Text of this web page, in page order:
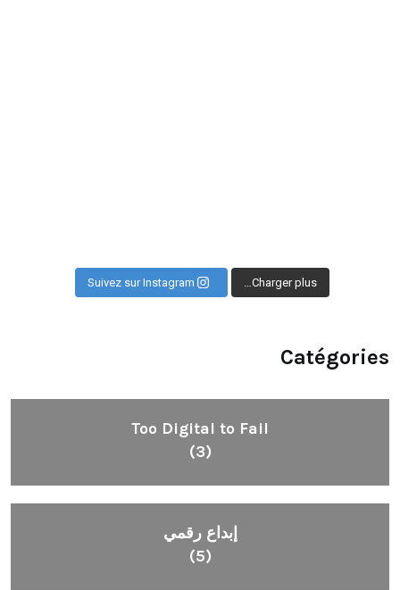
Charger plus…
Suivez sur Instagram
Catégories
Too Digital to Fail
(3)
إبداع رقمي
(5)